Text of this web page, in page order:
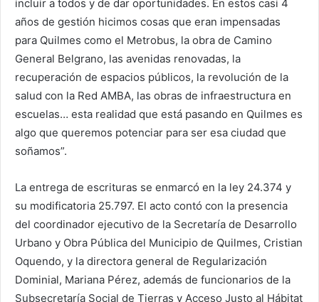
incluir a todos y de dar oportunidades. En estos casi 4
años de gestión hicimos cosas que eran impensadas
para Quilmes como el Metrobus, la obra de Camino
General Belgrano, las avenidas renovadas, la
recuperación de espacios públicos, la revolución de la
salud con la Red AMBA, las obras de infraestructura en
escuelas… esta realidad que está pasando en Quilmes es
algo que queremos potenciar para ser esa ciudad que
soñamos”.
La entrega de escrituras se enmarcó en la ley 24.374 y
su modificatoria 25.797. El acto contó con la presencia
del coordinador ejecutivo de la Secretaría de Desarrollo
Urbano y Obra Pública del Municipio de Quilmes, Cristian
Oquendo, y la directora general de Regularización
Dominial, Mariana Pérez, además de funcionarios de la
Subsecretaría Social de Tierras y Acceso Justo al Hábitat